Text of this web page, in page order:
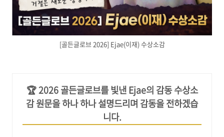
[골든글로브 2026] Ejae(이재) 수상소감
🏆 2026 골든글로브를 빛낸 Ejae의 감동 수상소
감 원문을 하나 하나 설명드리며 감동을 전하겠습
니다.